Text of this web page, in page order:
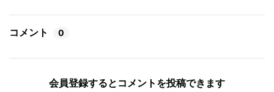
コメント 0
会員登録するとコメントを投稿できます